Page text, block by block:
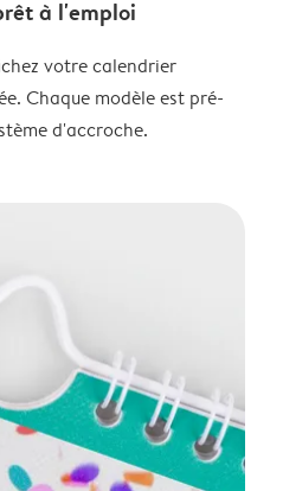
à l'emploi
votre calendrier
Chaque modèle est pré-
d'accroche.